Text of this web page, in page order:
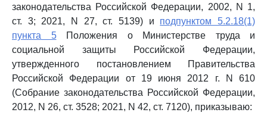
законодательства Российской Федерации, 2002, N 1,
ст. 3; 2021, N 27, ст. 5139) и подпунктом 5.2.18(1)
пункта 5Положения о Министерстве труда и
социальной защиты Российской Федерации,
утвержденного постановлением Правительства
Российской Федерации от 19 июня 2012 г. N 610
(Собрание законодательства Российской Федерации,
2012, N 26, ст. 3528; 2021, N 42, ст. 7120), приказываю: